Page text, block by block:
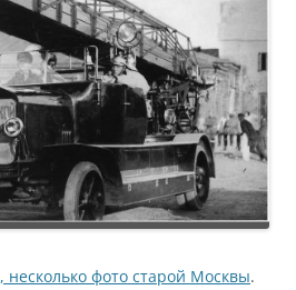
фото старой Москвы.